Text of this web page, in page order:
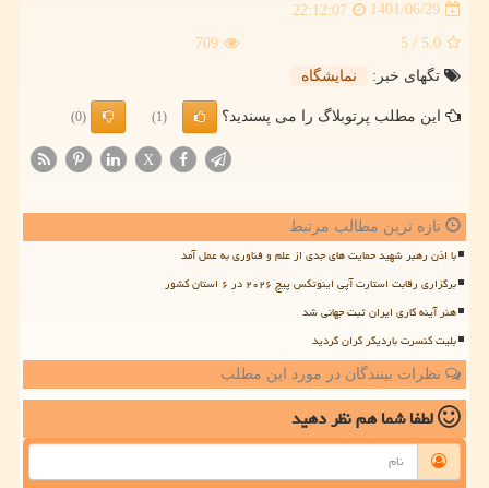
1401/06/29
22:12:07
5.0
/ 5
709
تگهای خبر:
نمایشگاه
این مطلب پرتوبلاگ را می پسندید؟ (1)
(0)
X
تازه ترین مطالب مرتبط
با اذن رهبر شهید حمایت های جدی از علم و فناوری به عمل آمد
برگزاری رقابت استارت آپی اینوتکس پیچ ۲۰۲۶ در ۶ استان کشور
هنر آینه کاری ایران ثبت جهانی شد
بلیت کنسرت باردیگر گران گردید
نظرات بینندگان در مورد این مطلب
لطفا شما همنظر دهید